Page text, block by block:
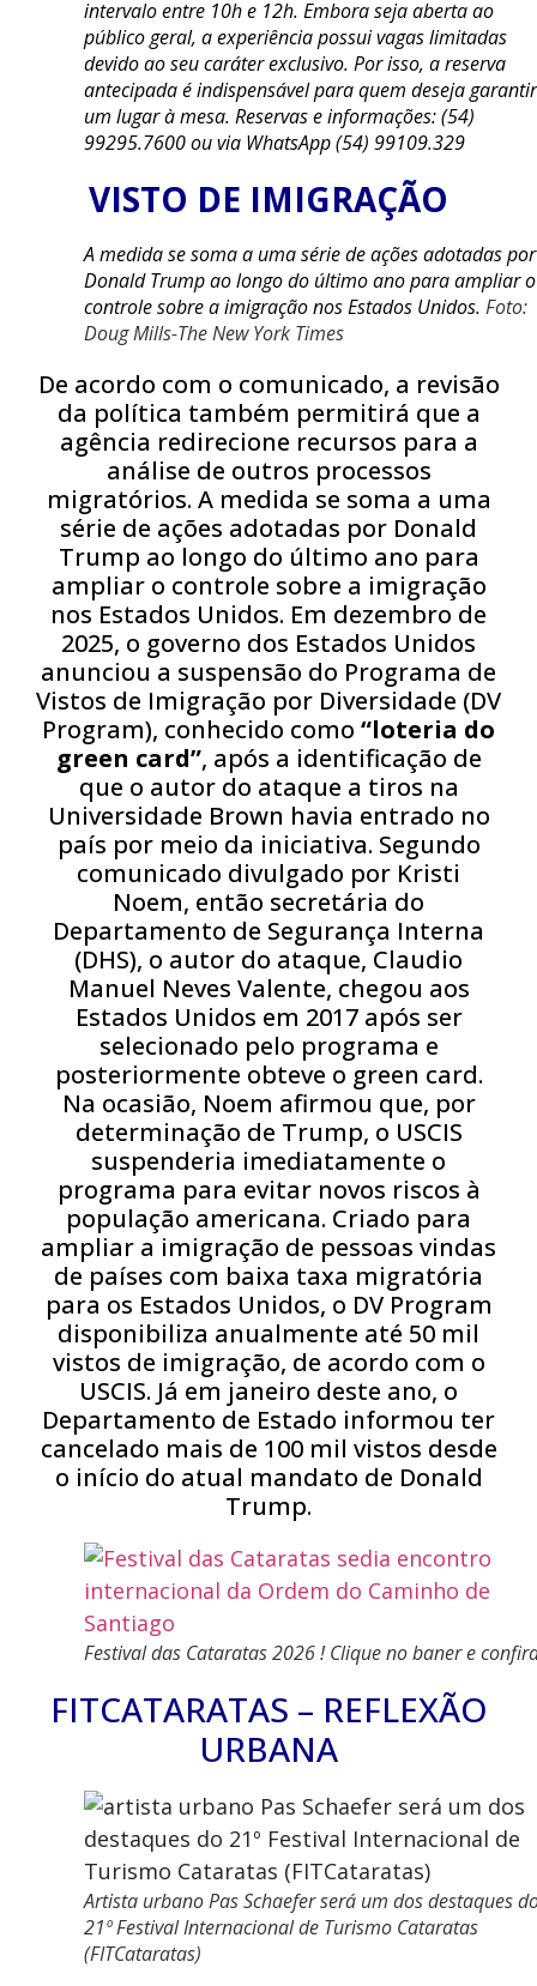
intervalo entre 10h e 12h. Embora seja aberta ao
público geral, a experiência possui vagas limitadas
devido ao seu caráter exclusivo. Por isso, a reserva
antecipada é indispensável para quem deseja garantir
um lugar à mesa. Reservas e informações: (54)
99295.7600 ou via WhatsApp (54) 99109.329
VISTO DE IMIGRAÇÃO
A medida se soma a uma série de ações adotadas por
Donald Trump ao longo do último ano para ampliar o
controle sobre a imigração nos Estados Unidos. Foto:
Doug Mills-The New York Times
De acordo com o comunicado, a revisão
da política também permitirá que a
agência redirecione recursos para a
análise de outros processos
migratórios. A medida se soma a uma
série de ações adotadas por Donald
Trump ao longo do último ano para
ampliar o controle sobre a imigração
nos Estados Unidos. Em dezembro de
2025, o governo dos Estados Unidos
anunciou a suspensão do Programa de
Vistos de Imigração por Diversidade (DV
Program), conhecido como “loteria do
green card”, após a identificação de
que o autor do ataque a tiros na
Universidade Brown havia entrado no
país por meio da iniciativa. Segundo
comunicado divulgado por Kristi
Noem, então secretária do
Departamento de Segurança Interna
(DHS), o autor do ataque, Claudio
Manuel Neves Valente, chegou aos
Estados Unidos em 2017 após ser
selecionado pelo programa e
posteriormente obteve o green card.
Na ocasião, Noem afirmou que, por
determinação de Trump, o USCIS
suspenderia imediatamente o
programa para evitar novos riscos à
população americana. Criado para
ampliar a imigração de pessoas vindas
de países com baixa taxa migratória
para os Estados Unidos, o DV Program
disponibiliza anualmente até 50 mil
vistos de imigração, de acordo com o
USCIS. Já em janeiro deste ano, o
Departamento de Estado informou ter
cancelado mais de 100 mil vistos desde
o início do atual mandato de Donald
Trump.
Festival das Cataratas 2026 ! Clique no baner e
FITCATARATAS – REFLEXÃO
URBANA
Artista urbano Pas Schaefer será um dos destaques
21º Festival Internacional de Turismo Cataratas
(FITCataratas)